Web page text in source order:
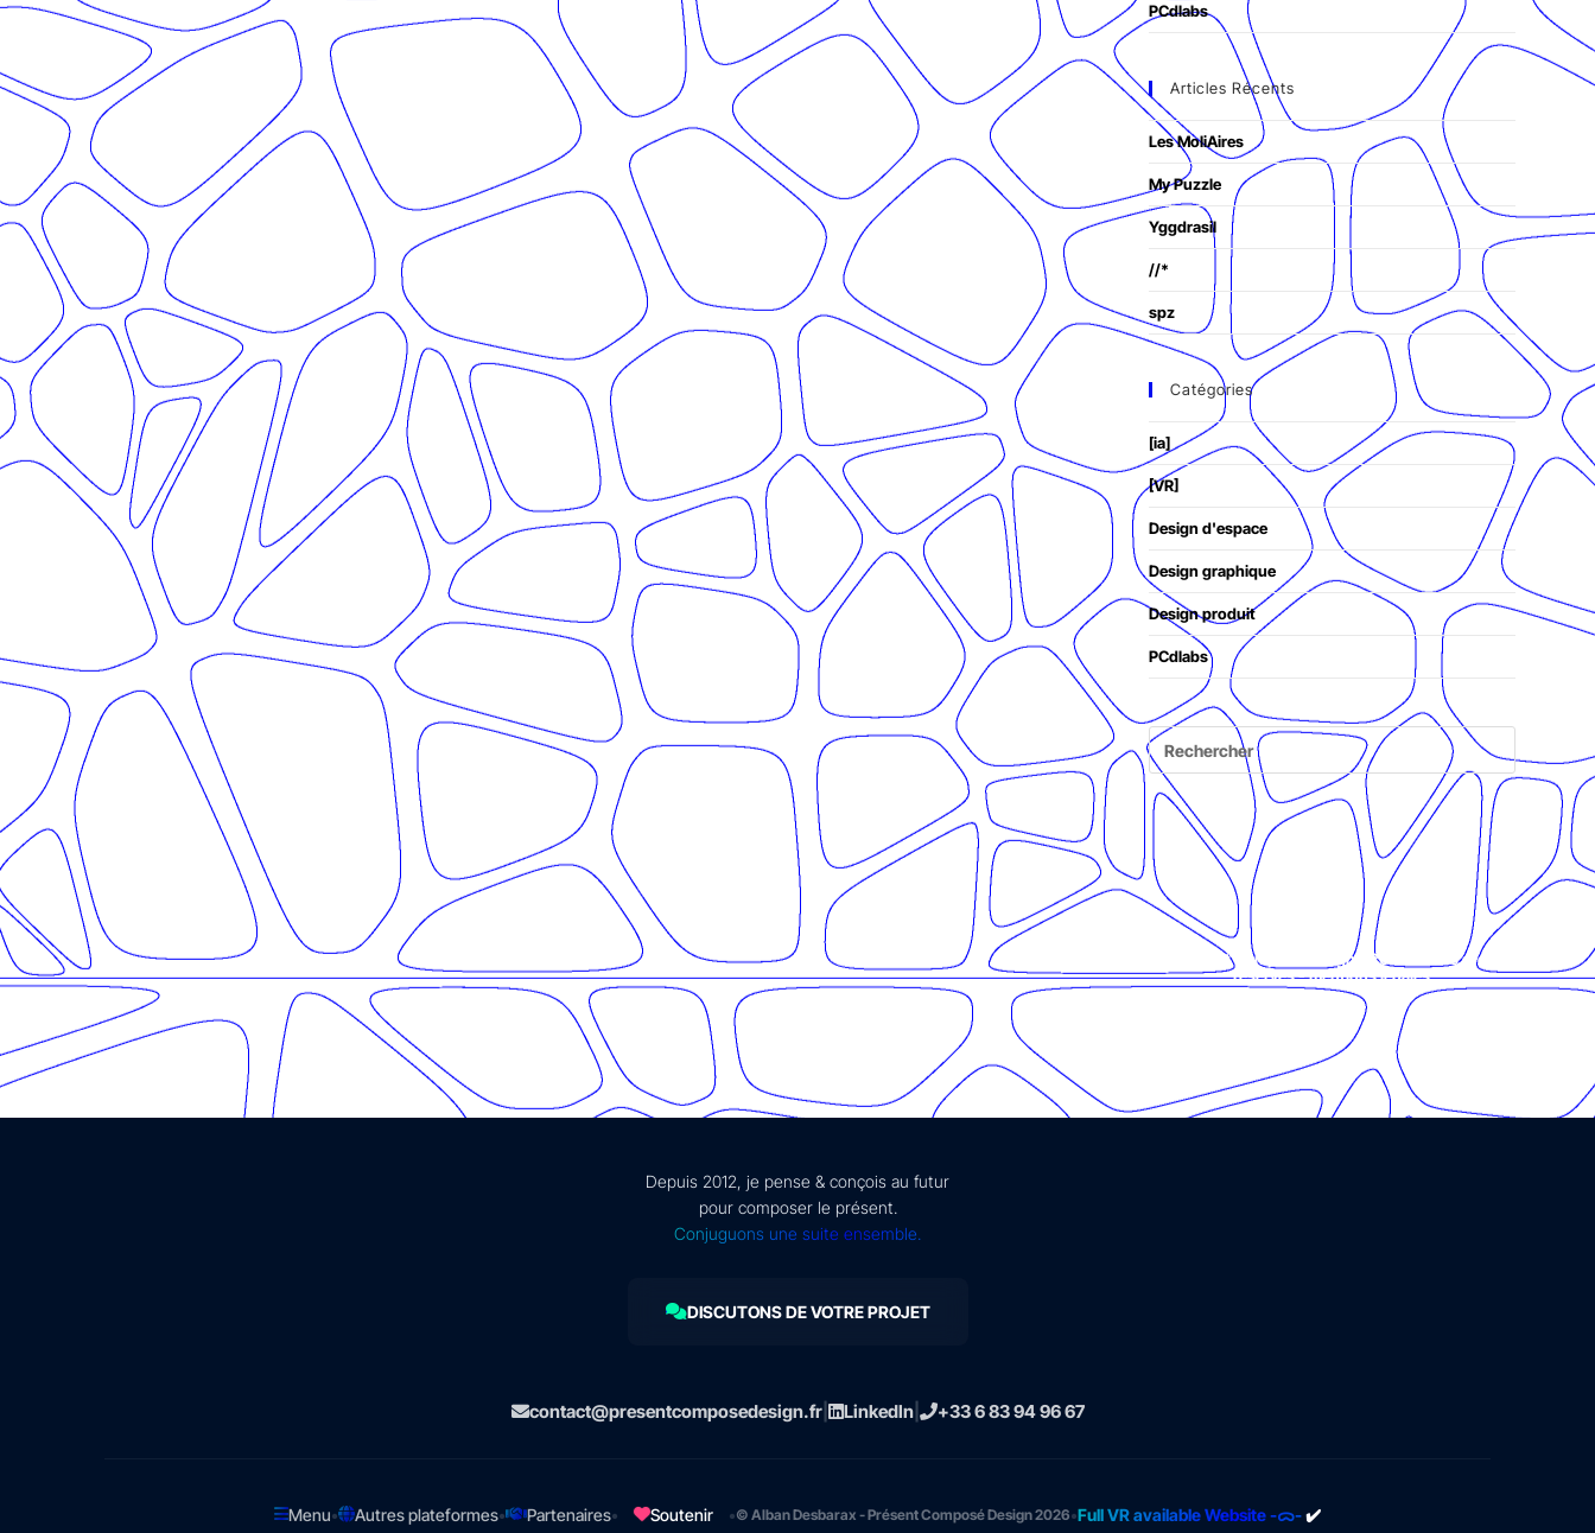
PCdlabs
Articles Récents
Les MoliAires
My Puzzle
Yggdrasil
//*
spz
Catégories
[ia]
[VR]
Design d'espace
Design graphique
Design produit
PCdlabs
© Présent Composé design - 2024 - Tous droits
réservés -mentions légales
Depuis 2012, je pense & conçois au futur
pour composer le présent.
Conjuguons une suite ensemble.
DISCUTONS DE VOTRE PROJET
contact@presentcomposedesign.fr| LinkedIn| +33 6 83 94 96 67
Menu• Autres plateformes• Partenaires• Soutenir •© Alban Desbarax - Présent Composé Design 2026•Full VR available Website -ᯅ-✔️